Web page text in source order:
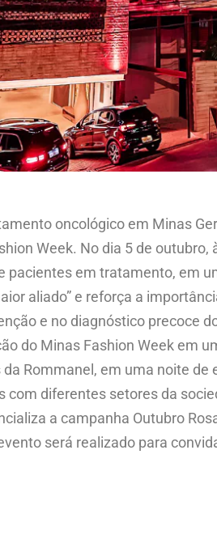
oncológico em Minas
Week. No dia 5 de
pacientes em tratamento, em
aliado” e reforça a
e no diagnóstico precoce
do Minas Fashion Week em
Rommanel, em uma noite
com diferentes setores da
a campanha Outubro
será realizado para